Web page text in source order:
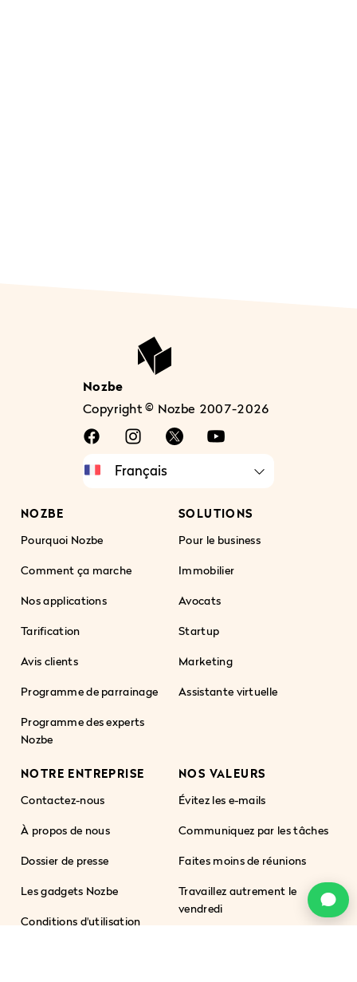
Nozbe
Copyright © Nozbe 2007-2026
NOZBE
Pourquoi Nozbe
Comment ça marche
Nos applications
Tarification
Avis clients
Programme de parrainage
Programme des experts
Nozbe
SOLUTIONS
Pour le business
Immobilier
Avocats
Startup
Marketing
Assistante virtuelle
NOTRE ENTREPRISE
Contactez-nous
À propos de nous
Dossier de presse
Les gadgets Nozbe
Conditions d'utilisation
NOS VALEURS
Évitez les e-mails
Communiquez par les tâches
Faites moins de réunions
Travaillez autrement le
vendredi
c